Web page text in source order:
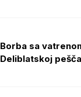
Borba sa
Deliblatskoj